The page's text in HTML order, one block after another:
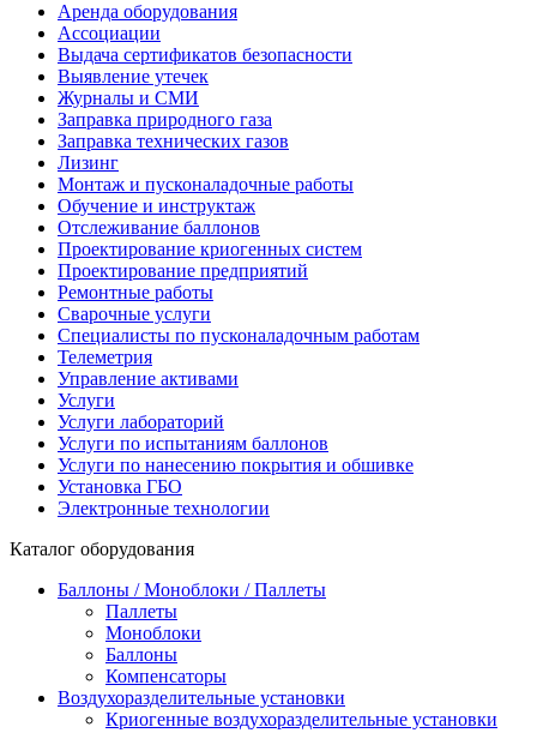
Аренда оборудования
Ассоциации
Выдача сертификатов безопасности
Выявление утечек
Журналы и СМИ
Заправка природного газа
Заправка технических газов
Лизинг
Монтаж и пусконаладочные работы
Обучение и инструктаж
Отслеживание баллонов
Проектирование криогенных систем
Проектирование предприятий
Ремонтные работы
Сварочные услуги
Специалисты по пусконаладочным работам
Телеметрия
Управление активами
Услуги
Услуги лабораторий
Услуги по испытаниям баллонов
Услуги по нанесению покрытия и обшивке
Установка ГБО
Электронные технологии
Каталог оборудования
Баллоны / Моноблоки / Паллеты
Паллеты
Моноблоки
Баллоны
Компенсаторы
Воздухоразделительные установки
Криогенные воздухоразделительные установки